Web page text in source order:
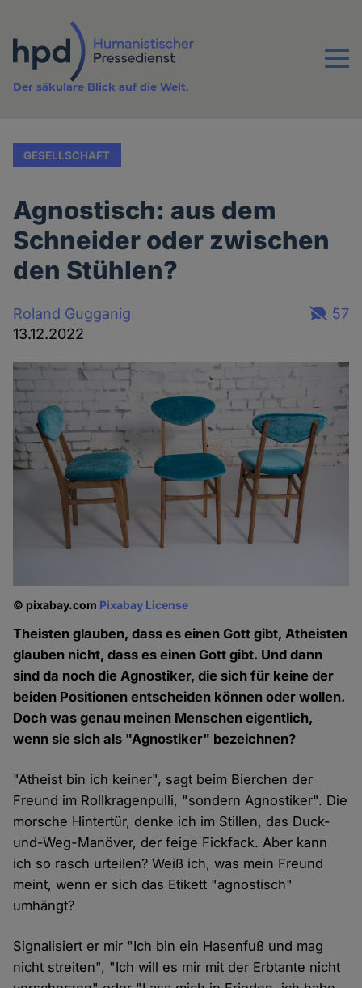
Inhalt
Menu
Der säkulare Blick auf die Welt.
GESELLSCHAFT
Agnostisch: aus dem
Schneider oder zwischen
den Stühlen?
Roland Gugganig
13.12.2022
57
© pixabay.com Pixabay License
Theisten glauben, dass es einen Gott gibt, Atheisten
glauben nicht, dass es einen Gott gibt. Und dann
sind da noch die Agnostiker, die sich für keine der
beiden Positionen entscheiden können oder wollen.
Doch was genau meinen Menschen eigentlich,
wenn sie sich als "Agnostiker" bezeichnen?
"Atheist bin ich keiner", sagt beim Bierchen der
Freund im Rollkragenpulli, "sondern Agnostiker". Die
morsche Hintertür, denke ich im Stillen, das Duck-
und-Weg-Manöver, der feige Fickfack. Aber kann
ich so rasch urteilen? Weiß ich, was mein Freund
meint, wenn er sich das Etikett "agnostisch"
umhängt?
Signalisiert er mir "Ich bin ein Hasenfuß und mag
nicht streiten", "Ich will es mir mit der Erbtante nicht